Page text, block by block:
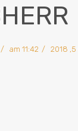
11:42 am